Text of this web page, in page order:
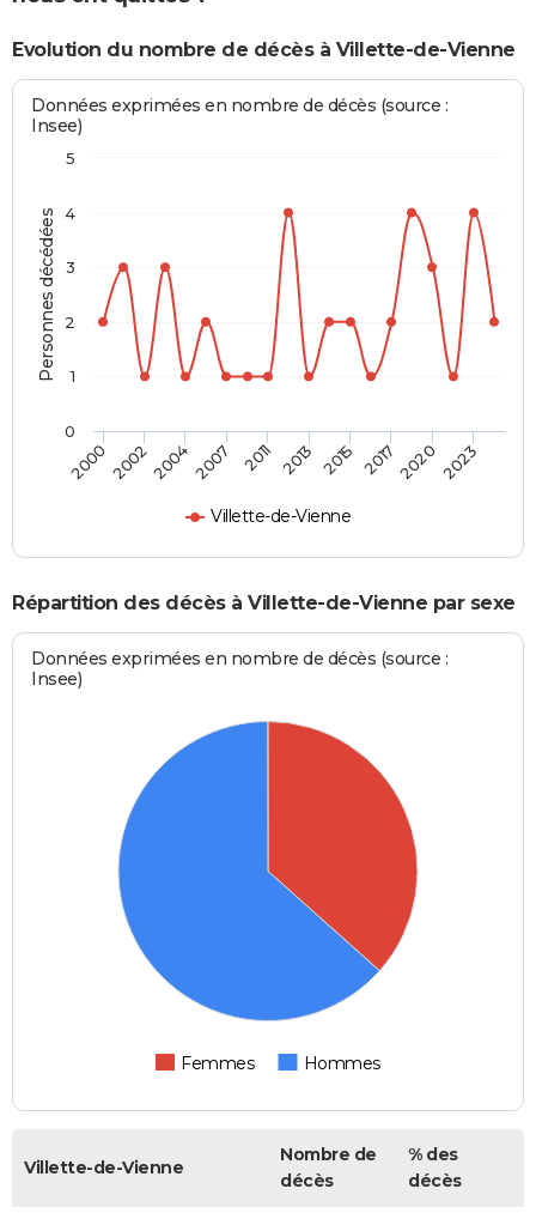
Evolution du nombre de décès à Villette-de-Vienne
Personnes décédées
Données exprimées en nombre de décès (source :
Insee)
Villette-de-Vienne
2000200220042007 2011 2013 2015 201720202023
0
1
2
3
4
5
Répartition des décès à Villette-de-Vienne par sexe
Données exprimées en nombre de décès (source :
Insee)
Femmes Hommes
Villette-de-Vienne
Nombre de
décès
% des
décès